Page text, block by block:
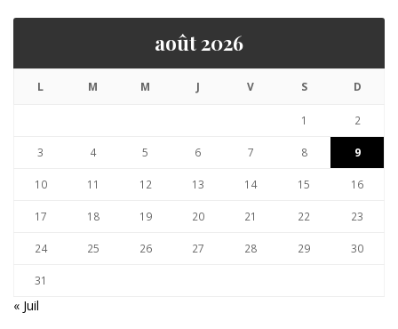
août 2026
L M M J V S D
1 2
3 4 5 6 7 8 9
10 11 12 13 14 15 16
17 18 19 20 21 22 23
24 25 26 27 28 29 30
31
« Juil